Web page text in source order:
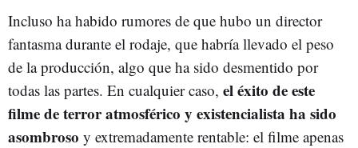
Incluso ha habido rumores de que hubo un director
fantasma durante el rodaje, que habría llevado el peso
de la producción, algo que ha sido desmentido por
todas las partes. En cualquier caso, el éxito de este
filme de terror atmosférico y existencialista ha sido
asombroso y extremadamente rentable: el filme apenas